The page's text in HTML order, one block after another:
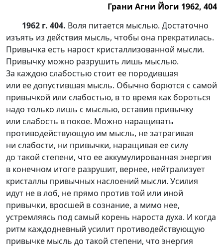
Грани Агни Йоги 1962, 404
1962 г. 404. Воля питается мыслью. Достаточно
изъять из действия мысль, чтобы она прекратилась.
Привычка есть нарост кристаллизованной мысли.
Привычку можно разрушить лишь мыслью.
За каждою слабостью стоит ее породившая
или ее допустившая мысль. Обычно борются с самой
привычкой или слабостью, в то время как бороться
надо только лишь с мыслью, оставив привычку
или слабость в покое. Можно наращивать
противодействующую им мысль, не затрагивая
ни слабости, ни привычки, наращивая ее силу
до такой степени, что ее аккумулированная энергия
в конечном итоге разрушит, вернее, нейтрализует
кристаллы привычных наслоений мысли. Усилия
идут не в лоб, не прямо против той или иной
привычки, вросшей в сознание, а мимо нее,
устремляясь под самый корень нароста духа. И когда
ритм каждодневный усилит противодействующую
привычке мысль до такой степени, что энергия